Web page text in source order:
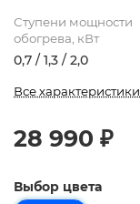
Ступени мощности
обогрева, кВт
0,7 / 1,3 / 2,0
Все характеристики
28 990 ₽
Выбор цвета